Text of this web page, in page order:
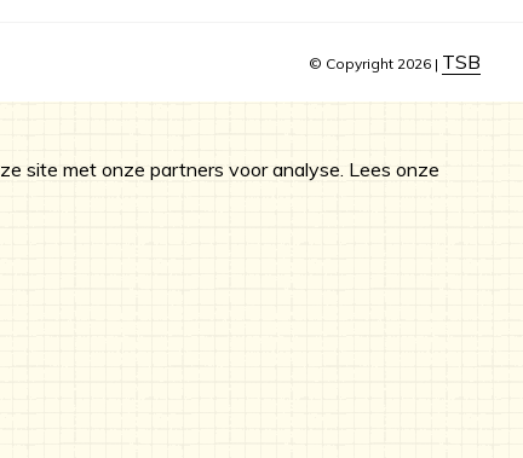
© Copyright 2026 | TSB
site met onze partners voor analyse. Lees onze